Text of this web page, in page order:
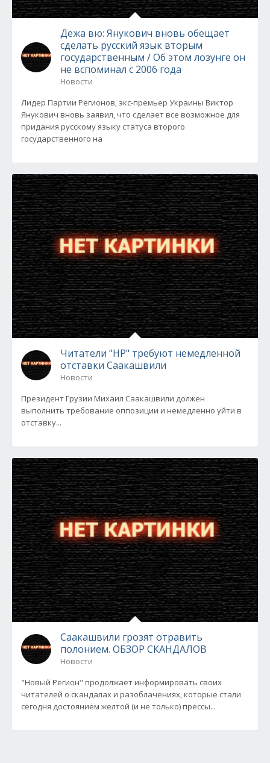
Дежа вю: Янукович вновь обещает
сделать русский язык вторым
государственным / Об этом лозунге он
не вспоминал с 2006 года
Новости
Лидер Партии Регионов, экс-премьер Украины Виктор
Янукович вновь заявил, что сделает все возможное для
придания русскому языку статуса второго
государственного на
Читатели "НР" требуют немедленной
отставки Саакашвили
Новости
Президент Грузии Михаил Саакашвили должен
выполнить требование оппозиции и немедленно уйти в
отставку...
Саакашвили грозят отравить
полонием. ОБЗОР СКАНДАЛОВ
Новости
"Новый Регион" продолжает информировать своих
читателей о скандалах и разоблачениях, которые стали
сегодня достоянием желтой (и не только) прессы...